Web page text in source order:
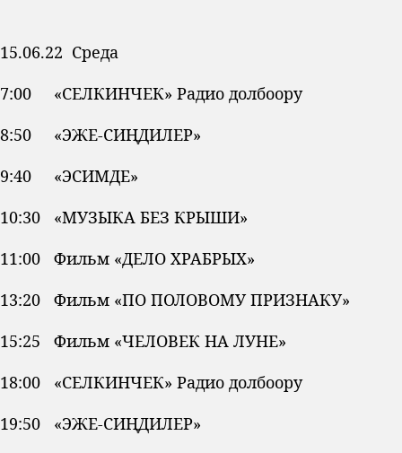
15.06.22 Среда
7:00 «СЕЛКИНЧЕК» Радио долбоору
8:50 «ЭЖЕ-СИҢДИЛЕР»
9:40 «ЭСИМДЕ»
10:30 «МУЗЫКА БЕЗ КРЫШИ»
11:00 Фильм «ДЕЛО ХРАБРЫХ»
13:20 Фильм «ПО ПОЛОВОМУ ПРИЗНАКУ»
15:25 Фильм «ЧЕЛОВЕК НА ЛУНЕ»
18:00 «СЕЛКИНЧЕК» Радио долбоору
19:50 «ЭЖЕ-СИҢДИЛЕР»